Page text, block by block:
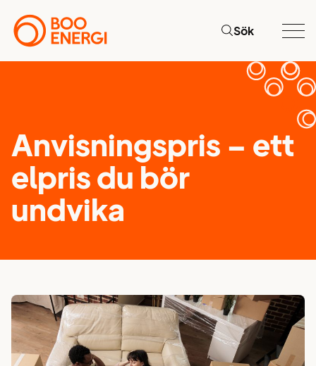
Sök
Anvisningspris – ett
elpris du bör
undvika